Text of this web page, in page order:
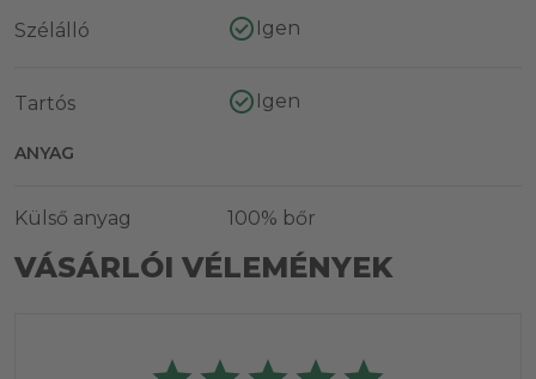
Szélálló Igen
Tartós Igen
ANYAG
Külső anyag 100% bőr
VÁSÁRLÓI VÉLEMÉNYEK